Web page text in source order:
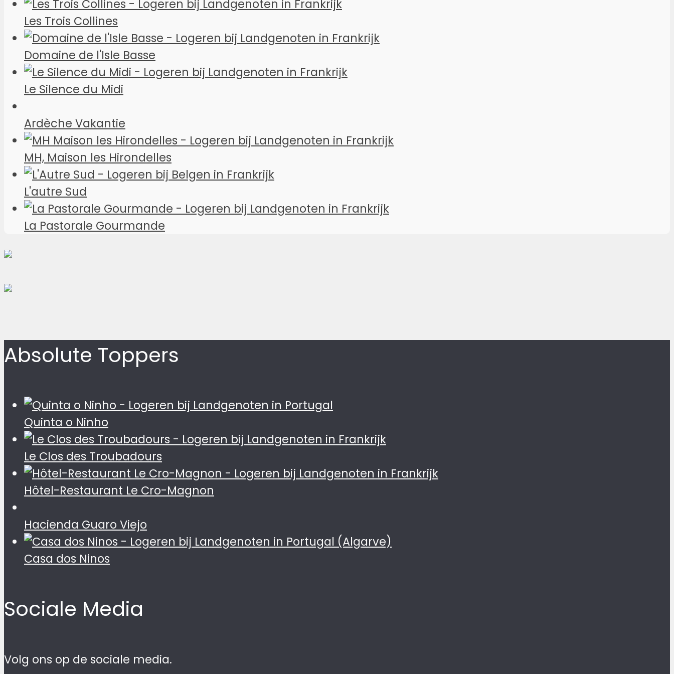
Les Trois Collines
Domaine de l'Isle Basse
Le Silence du Midi
Ardèche Vakantie
MH, Maison les Hirondelles
L'autre Sud
La Pastorale Gourmande
Absolute Toppers
Quinta o Ninho
Le Clos des Troubadours
Hôtel-Restaurant Le Cro-Magnon
Hacienda Guaro Viejo
Casa dos Ninos
Sociale Media
Volg ons op de sociale media.